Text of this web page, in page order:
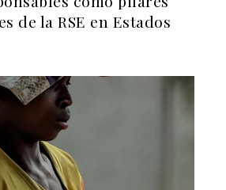
de la RSE en Estados